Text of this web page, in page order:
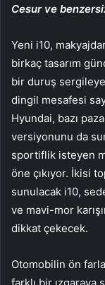
Cesur ve
Yeni i10,
birkaç tasarım
bir duruş
dingil mesafesi
Hyundai, bazı
versiyonunu da
sportiflik isteyen
öne çıkıyor. İkisi
sunulacak i10,
ve mavi-mor
dikkat çekecek.
Otomobilin ön
farklı bir ızgaraya